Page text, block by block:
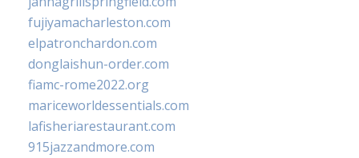
fujiyamacharleston.com
elpatronchardon.com
donglaishun-order.com
fiamc-rome2022.org
mariceworldessentials.com
lafisheriarestaurant.com
915jazzandmore.com